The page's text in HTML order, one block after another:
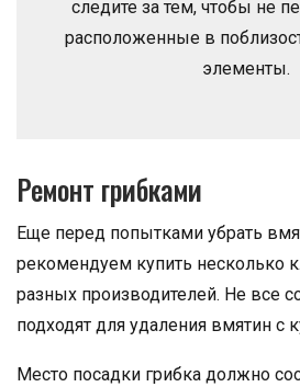
следите за тем, чтобы не
расположенные в
элементы.
Ремонт грибками
Еще перед попытками убрать
рекомендуем купить несколько
разных производителей. Не все
подходят для удаления вмятин с
Место посадки грибка должно